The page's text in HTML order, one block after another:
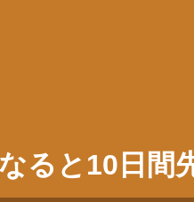
ると10日間